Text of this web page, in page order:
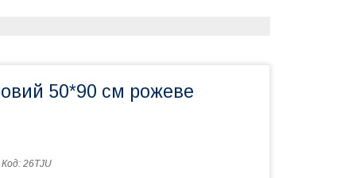
50*90 см рожеве
Код: 26TJU